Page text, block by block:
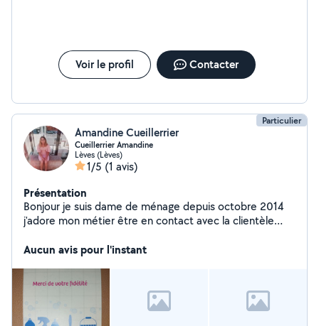
Voir le profil Contacter
Particulier
Amandine Cueillerrier
Cueillerrier Amandine
Lèves (Lèves)
1/5 (1 avis)
Présentation
Bonjour je suis dame de ménage depuis octobre 2014
j'adore mon métier être en contact avec la clientèle
Aucun avis pour l'instant